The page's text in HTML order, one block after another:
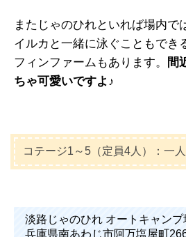
またじゃのひれといれば場内で
イルカと一緒に泳ぐこともでき
フィンファームもあります。
間
ちゃ可愛いですよ♪
コテージ1～5（定員4人）：一
淡路じゃのひれ オートキャンプ
兵庫県南あわじ市阿万塩屋町